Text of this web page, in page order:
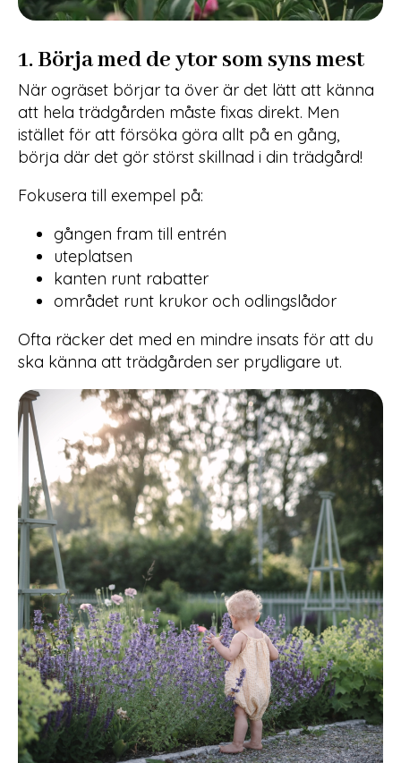
1.Börja med de ytor som syns mest
När ogräset börjar ta över är det lätt att känna
att hela trädgården måste fixas direkt. Men
istället för att försöka göra allt på en gång,
börja där det gör störst skillnad i din trädgård!
Fokusera till exempel på:
gången fram till entrén
uteplatsen
kanten runt rabatter
området runt krukor och odlingslådor
Ofta räcker det med en mindre insats för att du
ska känna att trädgården ser prydligare ut.